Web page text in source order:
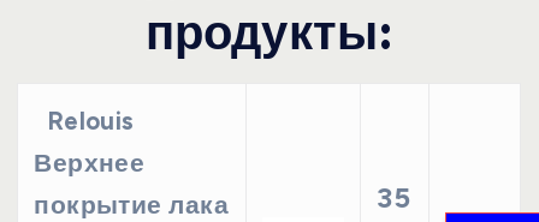
продукты:
Relouis
Верхнее
покрытие лака
35